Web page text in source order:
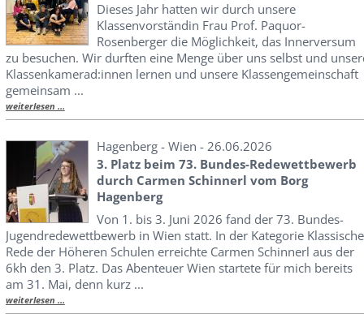
Dieses Jahr hatten wir durch unsere
Klassenvorständin Frau Prof. Paquor-
Rosenberger die Möglichkeit, das Innerversum
zu besuchen. Wir durften eine Menge über uns selbst und
Klassenkamerad:innen lernen und unsere Klassengemeinschaft
gemeinsam ...
weiterlesen ...
Hagenberg - Wien - 26.06.2026
3. Platz beim 73. Bundes-Redewettbewerb
durch Carmen Schinnerl vom Borg
Hagenberg
Von 1. bis 3. Juni 2026 fand der 73. Bundes-
Jugendredewettbewerb in Wien statt. In der Kategorie Klassische
Rede der Höheren Schulen erreichte Carmen Schinnerl aus der
6kh den 3. Platz. Das Abenteuer Wien startete für mich bereits
am 31. Mai, denn kurz ...
weiterlesen ...